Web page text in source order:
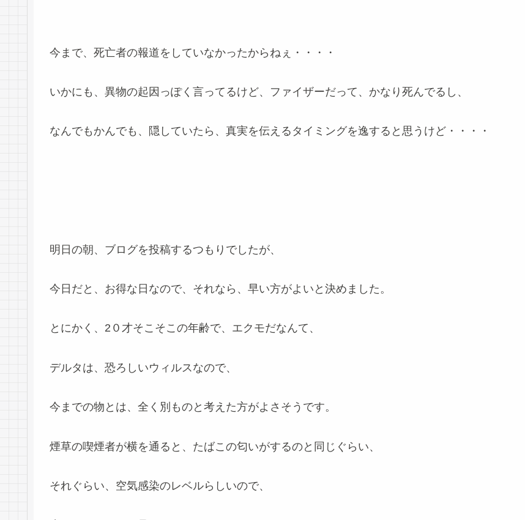
今まで、死亡者の報道をしていなかったからねぇ・・・・
いかにも、異物の起因っぽく言ってるけど、ファイザーだって、かなり死んでるし、
なんでもかんでも、隠していたら、真実を伝えるタイミングを逸すると思うけど・・・・
明日の朝、ブログを投稿するつもりでしたが、
今日だと、お得な日なので、それなら、早い方がよいと決めました。
とにかく、2０才そこそこの年齢で、エクモだなんて、
デルタは、恐ろしいウィルスなので、
今までの物とは、全く別ものと考えた方がよさそうです。
煙草の喫煙者が横を通ると、たばこの匂いがするのと同じぐらい、
それぐらい、空気感染のレベルらしいので、